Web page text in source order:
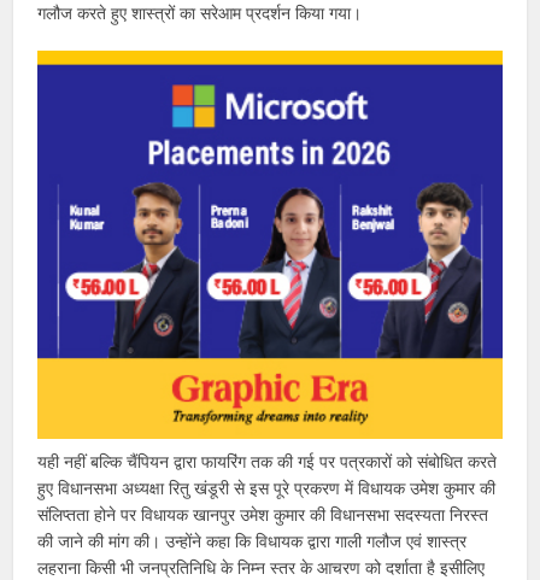
गलौज करते हुए शास्त्रों का सरेआम प्रदर्शन किया गया।
यही नहीं बल्कि चैंपियन द्वारा फायरिंग तक की गई पर पत्रकारों को संबोधित करते
हुए विधानसभा अध्यक्षा रितु खंडूरी से इस पूरे प्रकरण में विधायक उमेश कुमार की
संलिप्तता होने पर विधायक खानपुर उमेश कुमार की विधानसभा सदस्यता निरस्त
की जाने की मांग की। उन्होंने कहा कि विधायक द्वारा गाली गलौज एवं शास्त्र
लहराना किसी भी जनप्रतिनिधि के निम्न स्तर के आचरण को दर्शाता है इसीलिए